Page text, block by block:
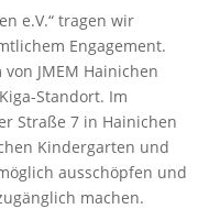
e.V.“ tragen wir
Engagement.
JMEM Hainichen
Standort. Im
Straße 7 in Hainichen
Kindergarten und
ausschöpfen und
machen.